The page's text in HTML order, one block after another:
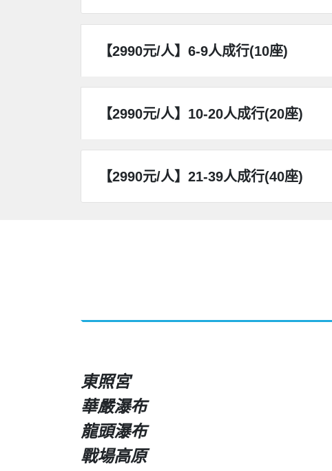
【2990元/人】6-9人成行(10座)
【2990元/人】10-20人成行(20座)
【2990元/人】21-39人成行(40座)
東照宮
華嚴瀑布
龍頭瀑布
戰場高原